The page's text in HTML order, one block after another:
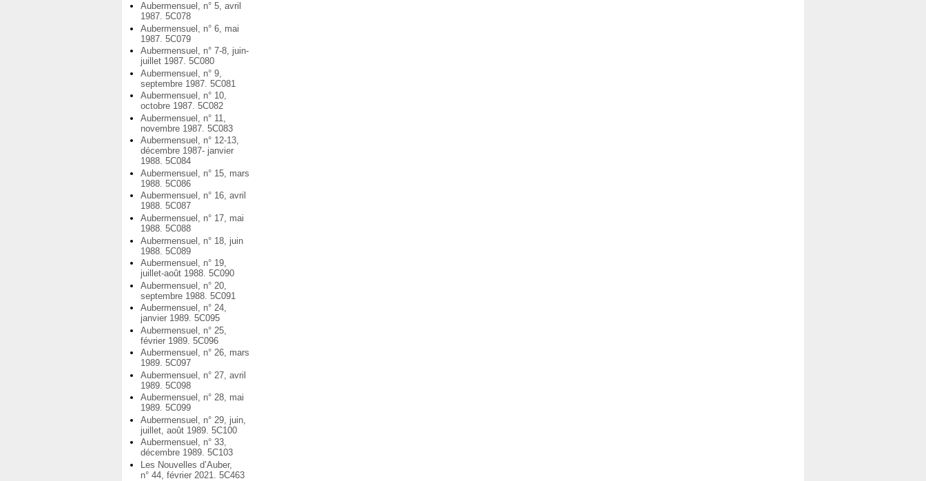
Aubermensuel, n° 5, avril
1987. 5C078
Aubermensuel, n° 6, mai
1987. 5C079
Aubermensuel, n° 7-8, juin-
juillet 1987. 5C080
Aubermensuel, n° 9,
septembre 1987. 5C081
Aubermensuel, n° 10,
octobre 1987. 5C082
Aubermensuel, n° 11,
novembre 1987. 5C083
Aubermensuel, n° 12-13,
décembre 1987- janvier
1988. 5C084
Aubermensuel, n° 15, mars
1988. 5C086
Aubermensuel, n° 16, avril
1988. 5C087
Aubermensuel, n° 17, mai
1988. 5C088
Aubermensuel, n° 18, juin
1988. 5C089
Aubermensuel, n° 19,
juillet-août 1988. 5C090
Aubermensuel, n° 20,
septembre 1988. 5C091
Aubermensuel, n° 24,
janvier 1989. 5C095
Aubermensuel, n° 25,
février 1989. 5C096
Aubermensuel, n° 26, mars
1989. 5C097
Aubermensuel, n° 27, avril
1989. 5C098
Aubermensuel, n° 28, mai
1989. 5C099
Aubermensuel, n° 29, juin,
juillet, août 1989. 5C100
Aubermensuel, n° 33,
décembre 1989. 5C103
Les Nouvelles d’Auber,
n° 44, février 2021. 5C463